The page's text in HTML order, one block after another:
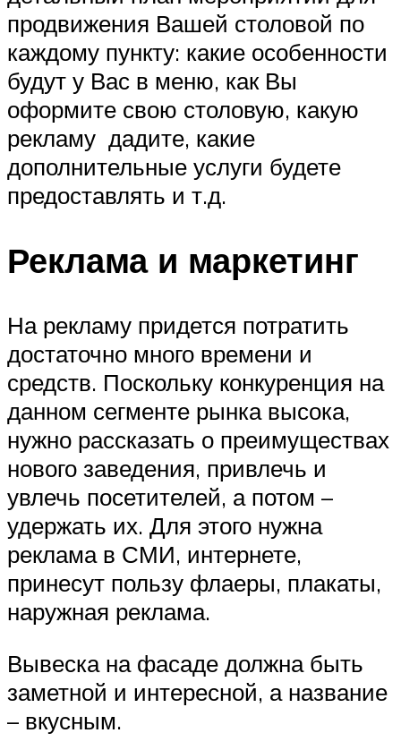
продвижения Вашей столовой по
каждому пункту: какие особенности
будут у Вас в меню, как Вы
оформите свою столовую, какую
рекламу дадите, какие
дополнительные услуги будете
предоставлять и т.д.
Реклама и маркетинг
На рекламу придется потратить
достаточно много времени и
средств. Поскольку конкуренция на
данном сегменте рынка высока,
нужно рассказать о преимуществах
нового заведения, привлечь и
увлечь посетителей, а потом –
удержать их. Для этого нужна
реклама в СМИ, интернете,
принесут пользу флаеры, плакаты,
наружная реклама.
Вывеска на фасаде должна быть
заметной и интересной, а название
– вкусным.